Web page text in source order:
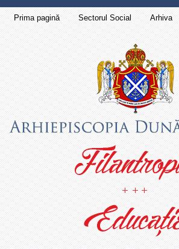
Prima pagină Sectorul Social Arhiva